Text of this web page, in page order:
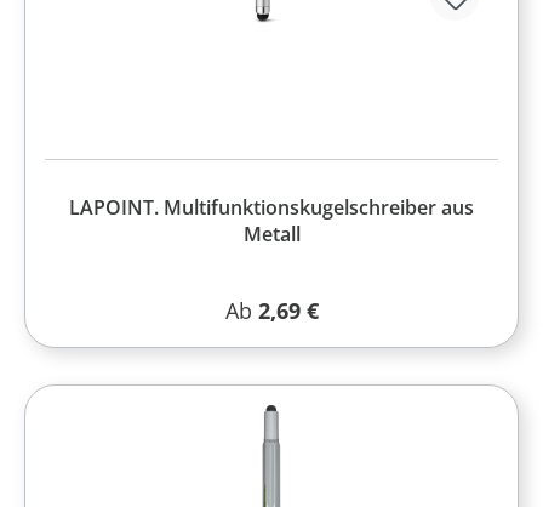
LAPOINT. Multifunktionskugelschreiber aus
Metall
Regulärer Preis:
Ab 2,69 €